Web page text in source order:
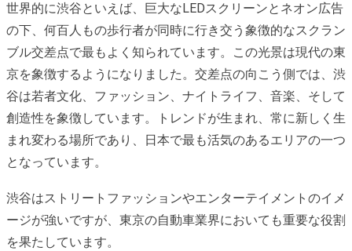
世界的に渋谷といえば、巨大なLEDスクリーンとネオン広告
の下、何百人もの歩行者が同時に行き交う象徴的なスクラン
ブル交差点で最もよく知られています。この光景は現代の東
京を象徴するようになりました。交差点の向こう側では、渋
谷は若者文化、ファッション、ナイトライフ、音楽、そして
創造性を象徴しています。トレンドが生まれ、常に新しく生
まれ変わる場所であり、日本で最も活気のあるエリアの一つ
となっています。
渋谷はストリートファッションやエンターテイメントのイメ
ージが強いですが、東京の自動車業界においても重要な役割
を果たしています。